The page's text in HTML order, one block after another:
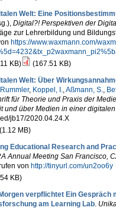
Welt: Eine
, Digital?! Perspektiven der
zur Lehrerbildung und
https://www.waxmann.com/
KB)
(167.51 KB)
Welt: Über
, Koppel, I.,Aßmann, S.,
für Theorie und Praxis der
und über Medien in einer digitalen
jb17/2020.04.24.X
(1.12 MB)
Educational Research and
Annual Meeting San Francisco,
von http://tinyurl.com/un2oo6y
KB)
verpflichtet Ein Gespräch
am Learning Lab.